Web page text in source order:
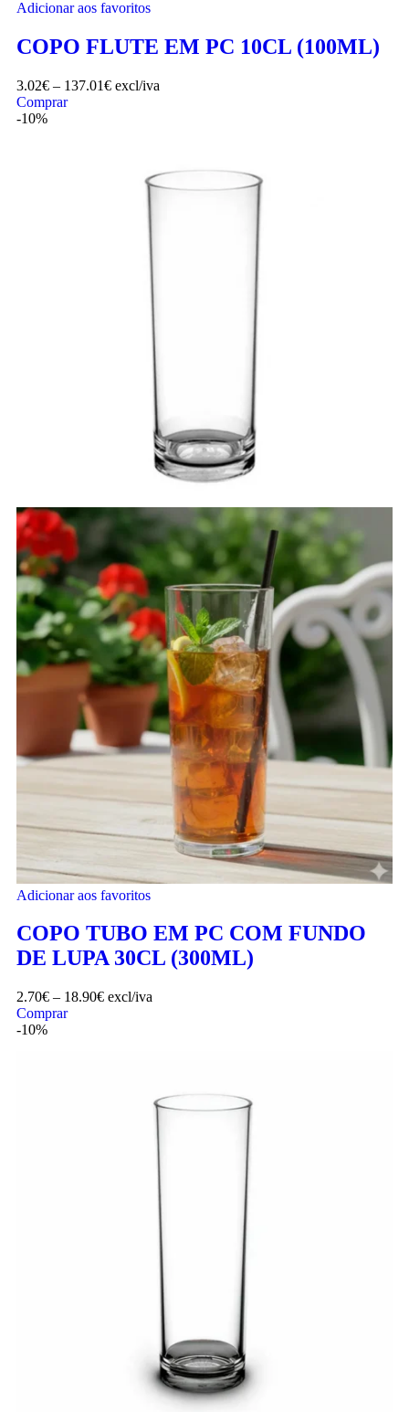
Adicionar aos favoritos
COPO FLUTE EM PC 10CL (100ML)
3.02€ – 137.01€ excl/iva
Comprar
-10%
Adicionar aos favoritos
COPO TUBO EM PC COM FUNDO
DE LUPA 30CL (300ML)
2.70€ – 18.90€ excl/iva
Comprar
-10%